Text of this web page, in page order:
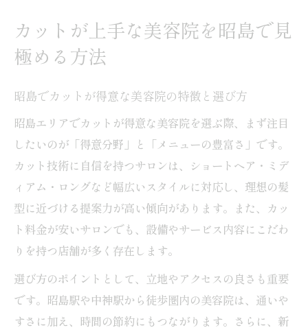
カットが上手な美容院を昭島で見
極める方法
昭島でカットが得意な美容院の特徴と選び方
昭島エリアでカットが得意な美容院を選ぶ際、まず注目
したいのが「得意分野」と「メニューの豊富さ」です。
カット技術に自信を持つサロンは、ショートヘア・ミデ
ィアム・ロングなど幅広いスタイルに対応し、理想の髪
型に近づける提案力が高い傾向があります。また、カッ
ト料金が安いサロンでも、設備やサービス内容にこだわ
りを持つ店舗が多く存在します。
選び方のポイントとして、立地やアクセスの良さも重要
です。昭島駅や中神駅から徒歩圏内の美容院は、通いや
すさに加え、時間の節約にもつながります。さらに、新